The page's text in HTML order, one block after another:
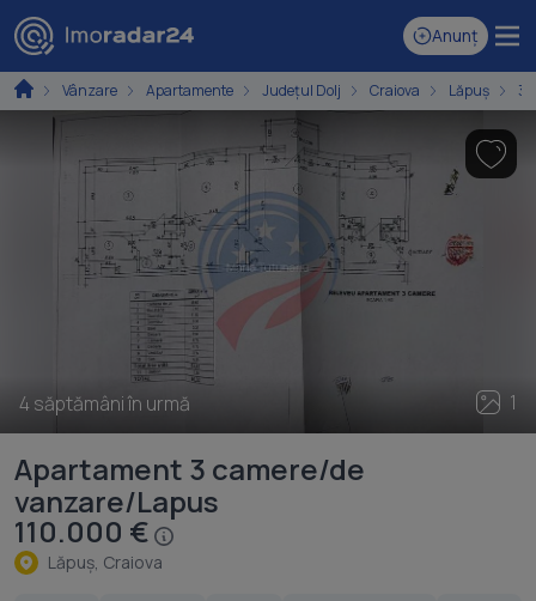
Anunț
Vânzare Apartamente Județul Dolj Craiova Lăpuș 3
4 săptămâni în urmă 1
Apartament 3 camere/de
vanzare/Lapus
110.000 €
Lăpuş, Craiova